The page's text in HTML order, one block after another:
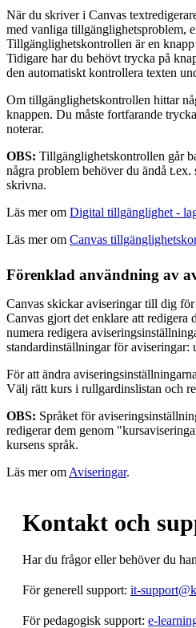
När du skriver i Canvas
med vanliga tillgänglighetsproblem,
Tillgänglighetskontrollen är en
Tidigare har du behövt trycka på
den automatiskt kontrollera texten
Om tillgänglighetskontrollen hittar
knappen. Du måste fortfarande
noterar.
OBS: Tillgänglighetskontrollen går
några problem behöver du ändå
skrivna.
Läs mer om Digital tillgänglighet -
Läs mer om Canvas
Förenklad användning av
Canvas skickar aviseringar till dig
Canvas gjort det enklare att
numera redigera
standardinställningar för
För att ändra
Välj rätt kurs i rullgardinslistan och
OBS: Språket för
redigerar dem genom
kursens språk.
Läs mer om Aviseringar.
Kontakt och
Har du frågor eller behöver du
För generell support: it-
För pedagogisk support: e-